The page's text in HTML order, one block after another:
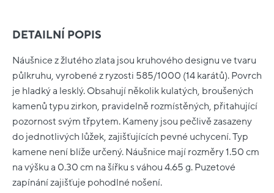
DETAILNÍ POPIS
Náušnice z žlutého zlata jsou kruhového designu ve tvaru
půlkruhu, vyrobené z ryzosti 585/1000 (14 karátů). Povrch
je hladký a lesklý. Obsahují několik kulatých, broušených
kamenů typu zirkon, pravidelně rozmístěných, přitahující
pozornost svým třpytem. Kameny jsou pečlivě zasazeny
do jednotlivých lůžek, zajišťujících pevné uchycení. Typ
kamene není blíže určený. Náušnice mají rozměry 1.50 cm
na výšku a 0.30 cm na šířku s váhou 4.65 g. Puzetové
zapínání zajišťuje pohodlné nošení.